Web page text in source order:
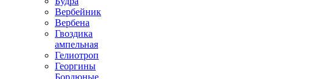
Вербейник
Вербена
Гвоздика
ампельная
Гелиотроп
Георгины
Бордюные